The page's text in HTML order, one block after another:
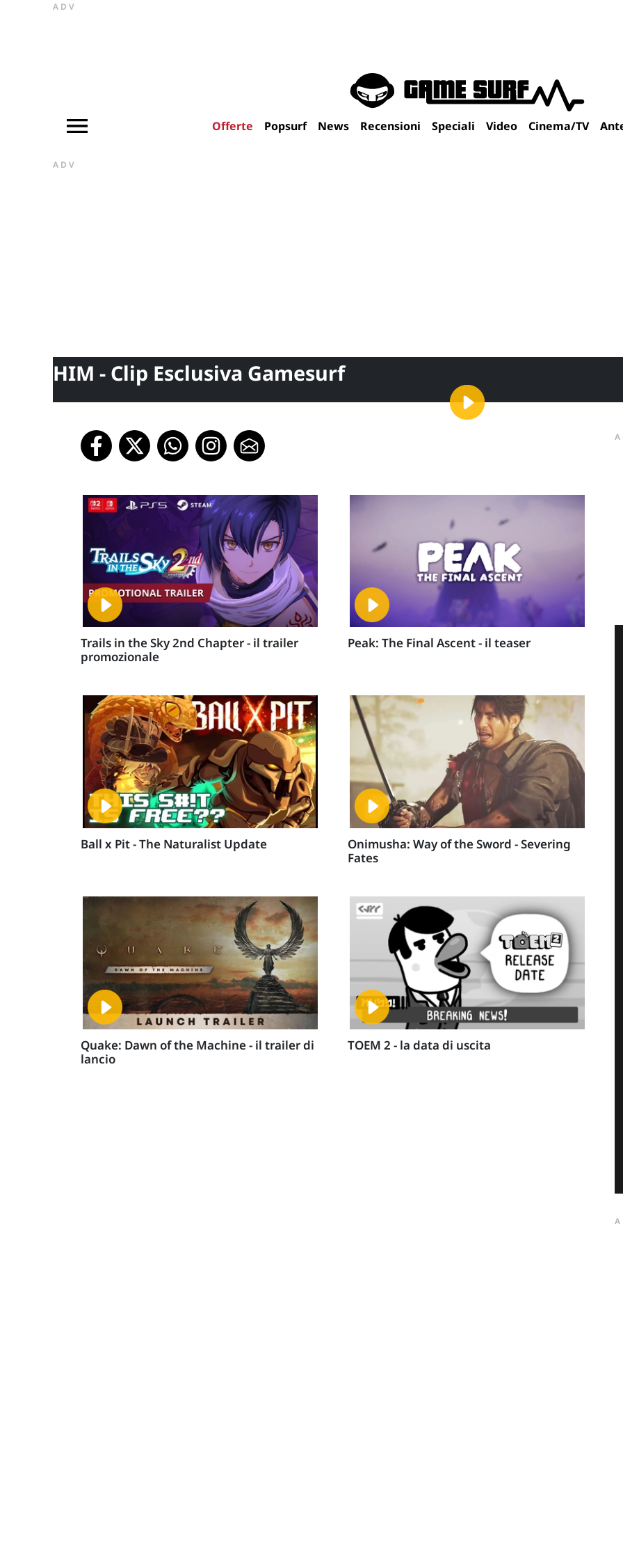
ADV
Offerte Popsurf News Recensioni Speciali Video Cinema/TV
ADV
HIM - Clip Esclusiva Gamesurf
Trails in the Sky 2nd Chapter - il trailer
promozionale
Peak: The Final Ascent - il teaser
Ball x Pit - The Naturalist Update
Onimusha: Way of the Sword - Severing
Fates
Quake: Dawn of the Machine - il trailer di
lancio
TOEM 2 - la data di uscita